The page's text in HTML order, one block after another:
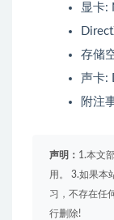
显卡:
存储
声卡:
附注
声明： 1.本文
用。 3.如果本
习，不存在任
行删除!